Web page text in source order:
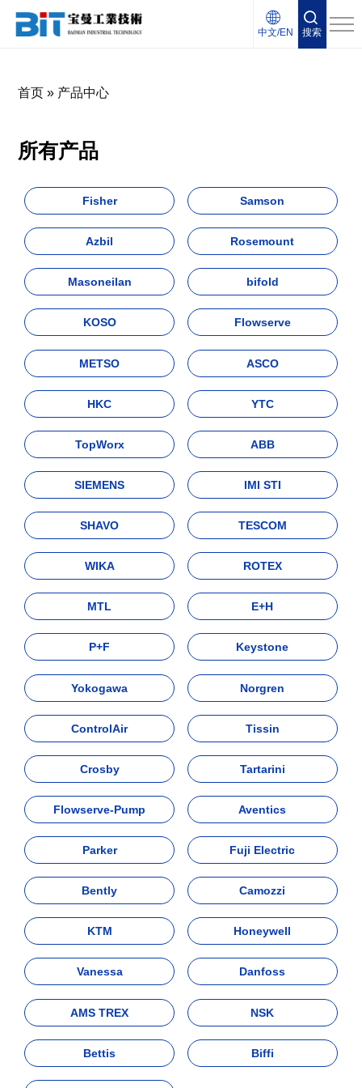
中文/EN 搜索
首页 » 产品中心
所有产品
Fisher Samson
Azbil Rosemount
Masoneilan bifold
KOSO Flowserve
METSO ASCO
HKC YTC
TopWorx ABB
SIEMENS IMI STI
SHAVO TESCOM
WIKA ROTEX
MTL E+H
P+F Keystone
Yokogawa Norgren
ControlAir Tissin
Crosby Tartarini
Flowserve-Pump Aventics
Parker Fuji Electric
Bently Camozzi
KTM Honeywell
Vanessa Danfoss
AMS TREX NSK
Bettis Biffi